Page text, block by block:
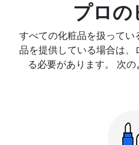
プロの
すべての化粧品を扱って
品を提供している場合は
る必要があります。 次の